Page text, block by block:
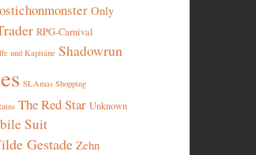
Only
RPG-Carnival
und Kapitäne Shadowrun
SLAmas Shopping
The Red Star Unknown
Suit
Gestade Zehn